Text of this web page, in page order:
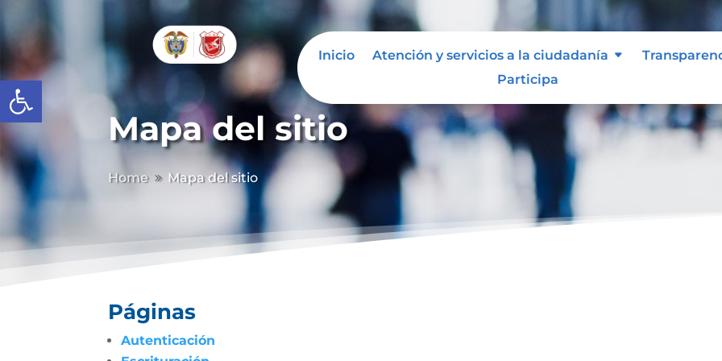
Abrir barra de herramientas
Inicio Atención y servicios a la ciudadanía
Participa
Mapa del sitio
Home 9 Mapa del sitio
Páginas
Autenticación